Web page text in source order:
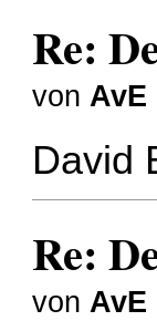
Re:
von AvE
David
Re:
vonAvE